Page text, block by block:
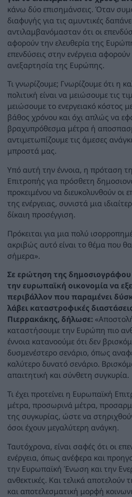
κάνω δύο επισημάνσεις. Όταν
διαφυγής για τις αμυντικές
αντιλαμβανόμασταν ότι οι
αφορούν την ελευθερία της
επενδύσεις στην ενέργεια
ανεξαρτησία της Ευρώπης.
Τι γνωρίζουμε; Γνωρίζουμε ότι η
πολιτική είναι να μειώσουμε τις
μειώσουμε το ενεργειακό κόστος
βάθος χρόνου και όχι απλώς να
βραχυπρόθεσμα μέτρα ή
αντιμετωπίζουμε τις άμεσες
μπροστά μας.
Υπό αυτή την έννοια, η πρόταση
Επιτροπής για πρόσθετη
προκειμένου να διευκολυνθούν οι
της ενέργειας, συνιστά μια
δίκαιη προσέγγιση.
Πρόκειται για μια πολύ
ακριβώς αυτό είναι το θέμα που
σήμερα».
Σε ερώτηση της
την ευρωπαϊκή οικονομίανα
περιβάλλον που παραμένει
λάβει καταστροφικές
Πιερρακάκης, δήλωσε:
καταστήσουμε την Ευρώπη πιο
έννοια κατανοούμε ότι δεν
δυσμενέστερο σενάριο, όπως
καλύτερο δυνατό σενάριο.
απαιτητική και σύνθετη συγκυρία.
Τι έχει προτείνει η Ευρωπαϊκή
μέτρα, προσωρινά μέτρα,
της συγκυρίας, ώστε να
όσοι έχουν μεγαλύτερη ανάγκη.
Ταυτόχρονα, είναι σαφές ότι οι
ενέργεια, όπως ανέφερα και
την Ευρωπαϊκή Ένωση και την
ανθεκτικές. Και τελικά αποτελούν
και αποτελεσματική μορφή